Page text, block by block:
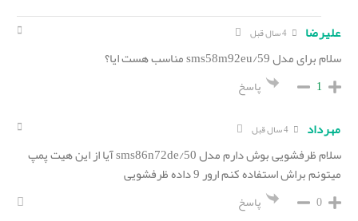
علیرضا 4 سال قبل
سلام برای مدل sms58m92eu/59 مناسب هست ایا؟
1 پاسخ
مهرداد 4 سال قبل
سلام ظرفشویی بوش دارم مدل sms86n72de/50 آیا از این هیت پمپ
میتونم براش استفاده کنم ارور 9 داده ظرفشویی
0 پاسخ